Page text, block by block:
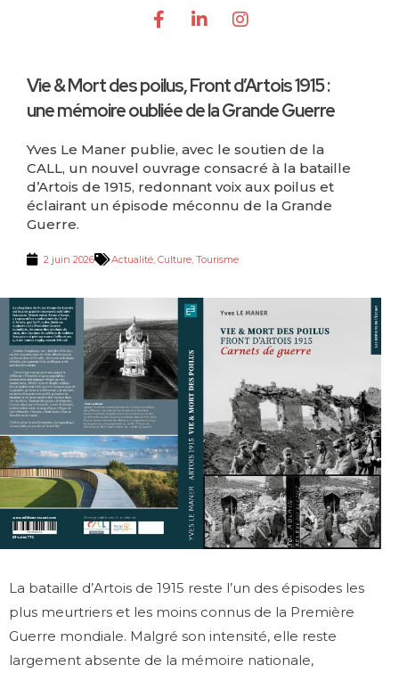
Vie & Mort des poilus, Front d’Artois 1915 :
une mémoire oubliée de la Grande Guerre
Yves Le Maner publie, avec le soutien de la
CALL, un nouvel ouvrage consacré à la bataille
d’Artois de 1915, redonnant voix aux poilus et
éclairant un épisode méconnu de la Grande
Guerre.
2 juin 2026 Actualité, Culture, Tourisme
La bataille d’Artois de 1915 reste l’un des épisodes les
plus meurtriers et les moins connus de la Première
Guerre mondiale. Malgré son intensité, elle reste
largement absente de la mémoire nationale,